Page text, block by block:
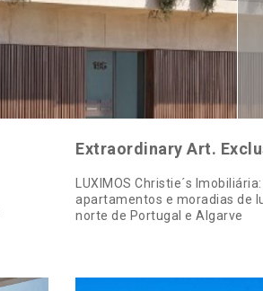
Extraordinary Art.
LUXIMOS Christie´s
apartamentos e moradias de
norte de Portugal e Algarve